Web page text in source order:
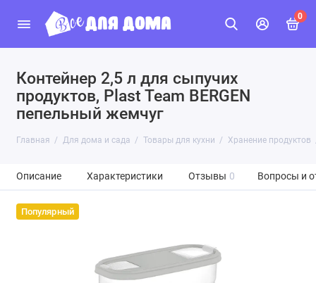
0
Контейнер 2,5 л для сыпучих
продуктов, Plast Team BERGEN
пепельный жемчуг
Главная Для дома и сада Товары для кухни Хранение продуктов
Описание Характеристики Отзывы 0 Вопросы и
Популярный